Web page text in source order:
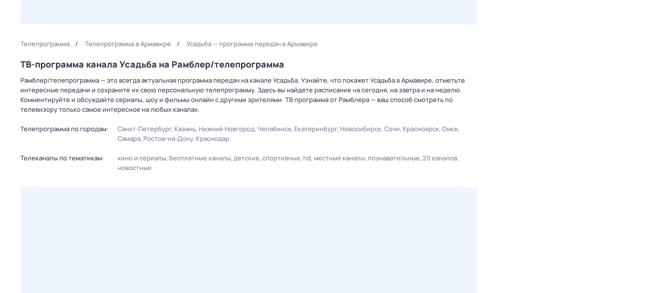
Телепрограмма Телепрограмма в Армавире Усадьба — программа передач в Армавире
ТВ-программа канала Усадьба на Рамблер/телепрограмма
Рамблер/телепрограмма — это всегда актуальная программа передач на канале Усадьба. Узнайте, что покажет Усадьба в Армавире, отметьте
интересные передачи и сохраните их свою персональную телепрограмму. Здесь вы найдете расписание на сегодня, на завтра и на неделю.
Комментируйте и обсуждайте сериалы, шоу и фильмы онлайн с другими зрителями. ТВ программа от Рамблера — ваш способ смотреть по
телевизору только самое интересное на любых каналах.
Телепрограмма по городам: Санкт-Петербург Казань Нижний Новгород Челябинск Екатеринбург Новосибирск Сочи Красноярск Омск
Самара Ростов-на-Дону Краснодар
Телеканалы по тематикам: кино и сериалы бесплатные каналы детские спортивные hd местные каналы познавательные 20 каналов
новостные